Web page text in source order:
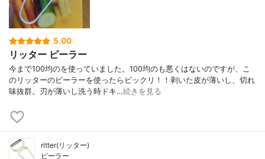
5.00
リッター ピーラー
今まで100均のを使っていました。100均のも悪くはないのですが、こ
のリッターのピーラーを使ったらビックリ！！剥いた皮が薄いし、切れ
味抜群。刃が薄いし洗う時ドキ…続きを見る
ritter(リッター)
ピーラー